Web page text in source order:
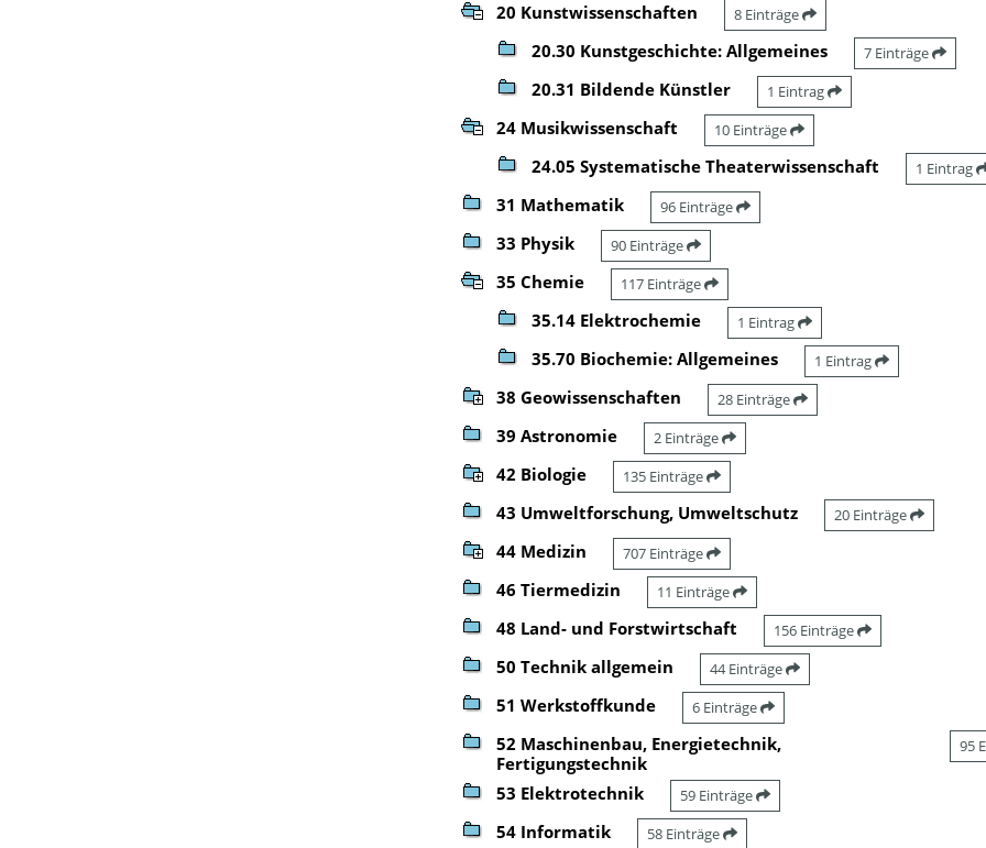
20 Kunstwissenschaften 8 Einträge
20.30 Kunstgeschichte: Allgemeines 7 Einträge
20.31 Bildende Künstler 1 Eintrag
24 Musikwissenschaft 10 Einträge
24.05 Systematische Theaterwissenschaft 1 Eintrag
31 Mathematik 96 Einträge
33 Physik 90 Einträge
35 Chemie 117 Einträge
35.14 Elektrochemie 1 Eintrag
35.70 Biochemie: Allgemeines 1 Eintrag
38 Geowissenschaften 28 Einträge
39 Astronomie 2 Einträge
42 Biologie 135 Einträge
43 Umweltforschung, Umweltschutz 20 Einträge
44 Medizin 707 Einträge
46 Tiermedizin 11 Einträge
48 Land- und Forstwirtschaft 156 Einträge
50 Technik allgemein 44 Einträge
51 Werkstoffkunde 6 Einträge
52 Maschinenbau, Energietechnik,
Fertigungstechnik
95
53 Elektrotechnik 59 Einträge
54 Informatik 58 Einträge